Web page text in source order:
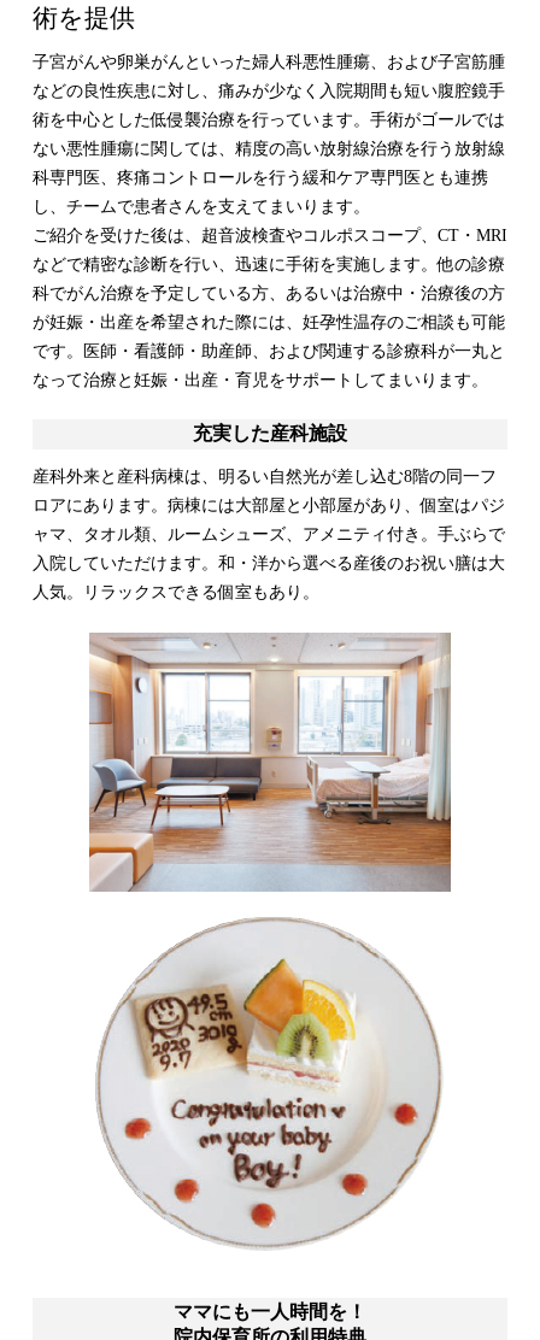
術を提供
子宮がんや卵巣がんといった婦人科悪性腫瘍、および子宮筋腫
などの良性疾患に対し、痛みが少なく入院期間も短い腹腔鏡手
術を中心とした低侵襲治療を行っています。手術がゴールでは
ない悪性腫瘍に関しては、精度の高い放射線治療を行う放射線
科専門医、疼痛コントロールを行う緩和ケア専門医とも連携
し、チームで患者さんを支えてまいります。
ご紹介を受けた後は、超音波検査やコルポスコープ、CT・MRI
などで精密な診断を行い、迅速に手術を実施します。他の診療
科でがん治療を予定している方、あるいは治療中・治療後の方
が妊娠・出産を希望された際には、妊孕性温存のご相談も可能
です。医師・看護師・助産師、および関連する診療科が一丸と
なって治療と妊娠・出産・育児をサポートしてまいります。
充実した産科施設
産科外来と産科病棟は、明るい自然光が差し込む8階の同一フ
ロアにあります。病棟には大部屋と小部屋があり、個室はパジ
ャマ、タオル類、ルームシューズ、アメニティ付き。手ぶらで
入院していただけます。和・洋から選べる産後のお祝い膳は大
人気。リラックスできる個室もあり。
ママにも一人時間を！